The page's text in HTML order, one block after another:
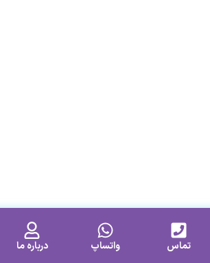
درباره ما